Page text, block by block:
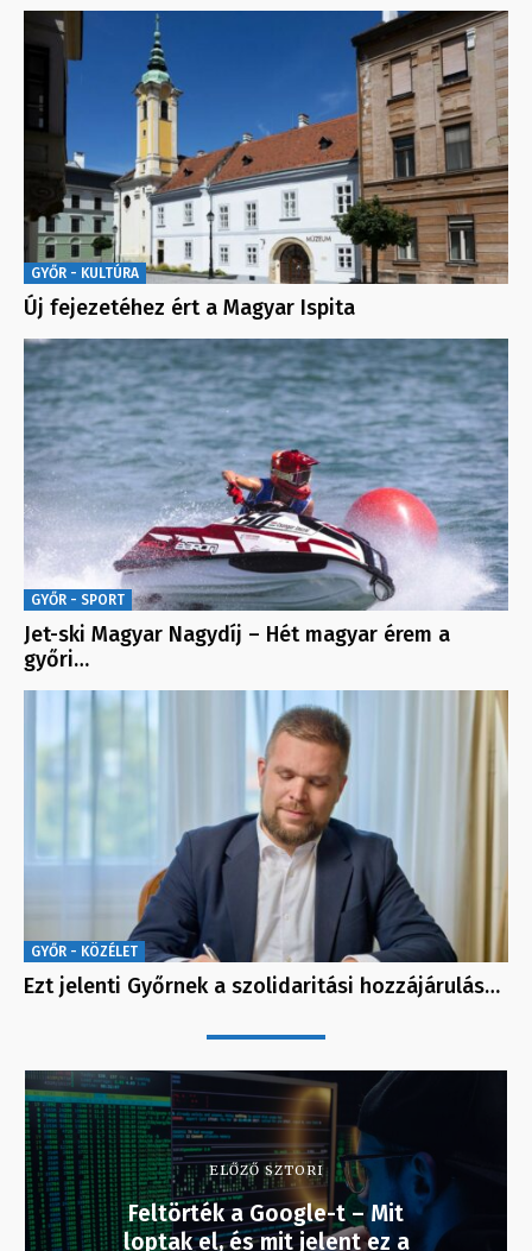
GYŐR - KULTÚRA
Új fejezetéhez ért a Magyar Ispita
GYŐR - SPORT
Jet-ski Magyar Nagydíj – Hét magyar érem a
győri…
GYŐR - KÖZÉLET
Ezt jelenti Győrnek a szolidaritási hozzájárulás…
ELŐZŐ SZTORI
Feltörték a Google-t – Mit
loptak el, és mit jelent ez a